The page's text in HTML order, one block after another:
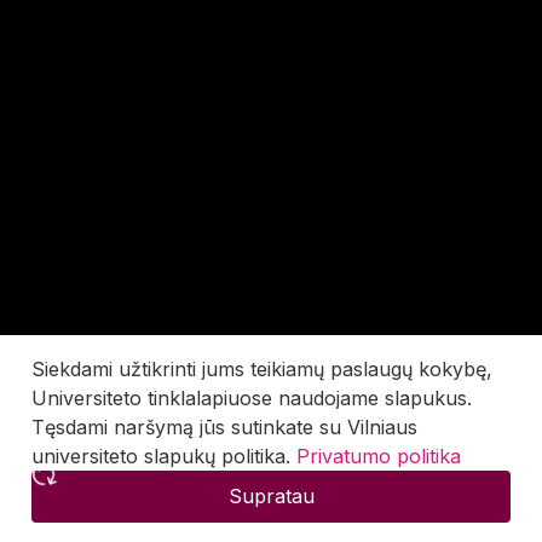
Siekdami užtikrinti jums teikiamų paslaugų kokybę,
Universiteto tinklalapiuose naudojame slapukus.
Tęsdami naršymą jūs sutinkate su Vilniaus
universiteto slapukų politika. Privatumo politika
Supratau